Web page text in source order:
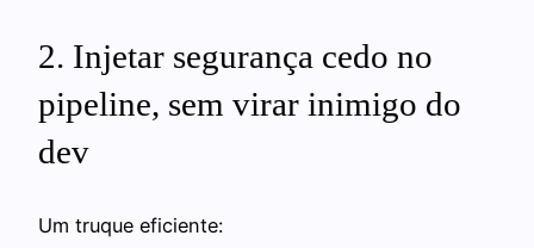
2. Injetar segurança cedo no
pipeline, sem virar inimigo do
dev
Um truque eficiente: